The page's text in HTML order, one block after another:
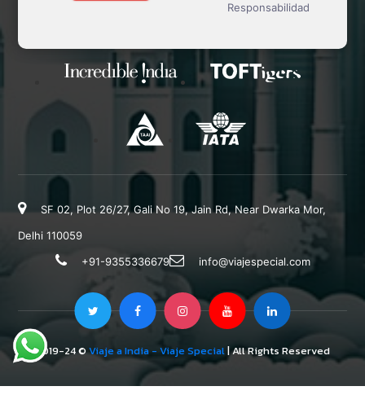
Responsabilidad
SF 02, Plot 26/27, Gali No 19, Jain Rd, Near Dwarka Mor,
Delhi 110059
+91-9355336679
info@viajespecial.com
2019-24 ©Viaje a India - Viaje Special| All Rights Reserved